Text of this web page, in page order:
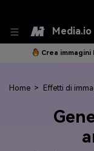
Media.io
Crea
Home > Effetti di